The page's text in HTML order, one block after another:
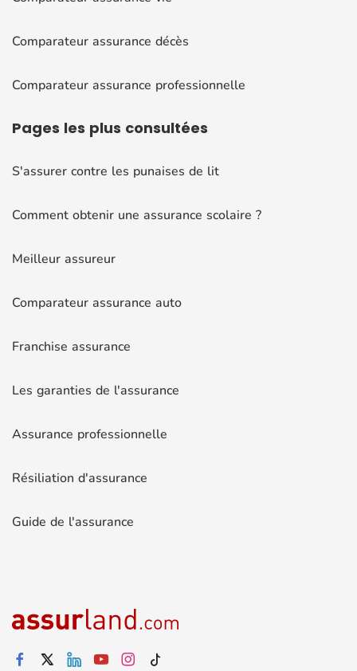
Comparateur assurance décès
Comparateur assurance professionnelle
Pages les plus consultées
S'assurer contre les punaises de lit
Comment obtenir une assurance scolaire ?
Meilleur assureur
Comparateur assurance auto
Franchise assurance
Les garanties de l'assurance
Assurance professionnelle
Résiliation d'assurance
Guide de l'assurance